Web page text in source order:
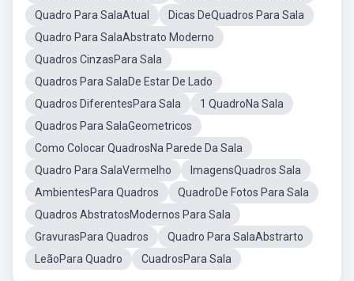
Quadro Para SalaAtual
Dicas DeQuadros Para Sala
Quadro Para SalaAbstrato Moderno
Quadros CinzasPara Sala
Quadros Para SalaDe Estar De Lado
Quadros DiferentesPara Sala
1 QuadroNa Sala
Quadros Para SalaGeometricos
Como Colocar QuadrosNa Parede Da Sala
Quadro Para SalaVermelho
ImagensQuadros Sala
AmbientesPara Quadros
QuadroDe Fotos Para Sala
Quadros AbstratosModernos Para Sala
GravurasPara Quadros
Quadro Para SalaAbstrarto
LeãoPara Quadro
CuadrosPara Sala